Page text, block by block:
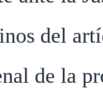
del
de la